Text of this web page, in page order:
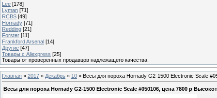
Lee [178]
Lyman [71]
RCBS [49]
Hornady [71]
Redding [21]
Forster [11]
Frankford Arsenal [14]
Другие [47]
Товары с Aliexpress [25]
Товары от проверенных продавцов надлежащего качества.
Главная » 2017 » Декабрь » 10 » Весы для пороха Hornady G2-1500 Electronic Scale
Весы для пороха Hornady G2-1500 Electronic Scale #050106, цена 7800 р